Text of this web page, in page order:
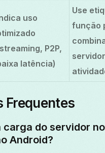
uso
P2P,
latência)
Use
função
Frequentes
carga do servidor
Android?